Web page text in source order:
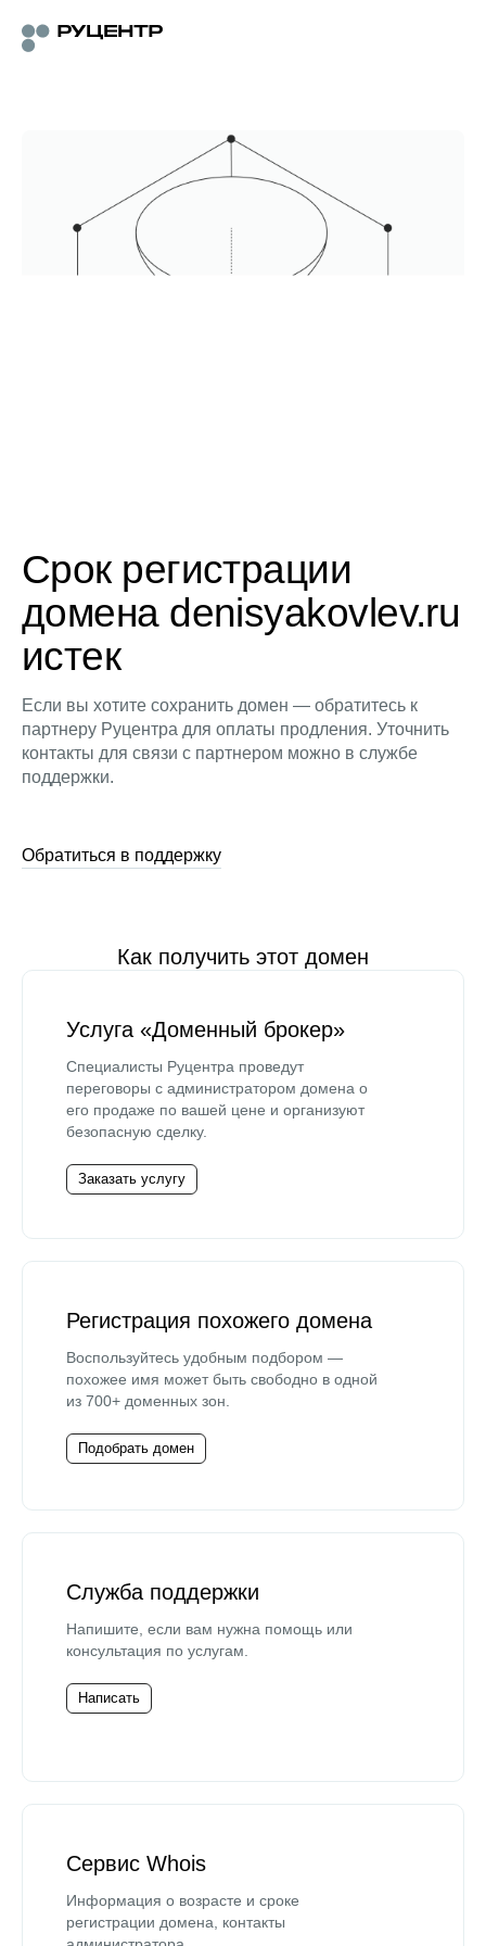
Срок регистрации
домена denisyakovlev.ru
истек
Если вы хотите сохранить домен — обратитесь к
партнеру Руцентра для оплаты продления. Уточнить
контакты для связи с партнером можно в службе
поддержки.
Обратиться в поддержку
Как получить этот домен
Услуга «Доменный брокер»
Специалисты Руцентра проведут
переговоры с администратором домена о
его продаже по вашей цене и организуют
безопасную сделку.
Заказать услугу
Регистрация похожего домена
Воспользуйтесь удобным подбором —
похожее имя может быть свободно в одной
из 700+ доменных зон.
Подобрать домен
Служба поддержки
Напишите, если вам нужна помощь или
консультация по услугам.
Написать
Сервис Whois
Информация о возрасте и сроке
регистрации домена, контакты